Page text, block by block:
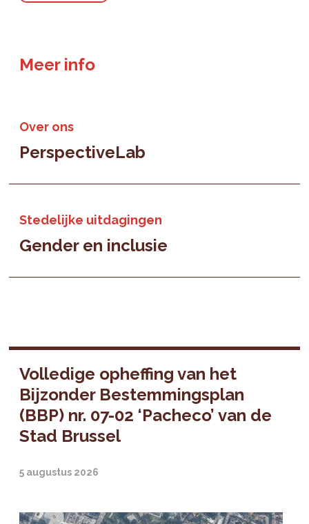
Meer info
Over ons
PerspectiveLab
Stedelijke uitdagingen
Gender en inclusie
Volledige opheffing van het
Bijzonder Bestemmingsplan
(BBP) nr. 07-02 ‘Pacheco’ van de
Stad Brussel
5 augustus 2026